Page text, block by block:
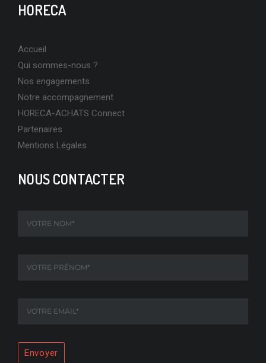
HORECA
Accueil
Qui sommes-nous ?
Nos engagements
Notre accompagnement
HORECA-ACHATS Connect
Partenaires
Mentions Légales
NOUS CONTACTER